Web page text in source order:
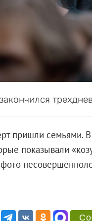
пришли семьями.
показывали
фото